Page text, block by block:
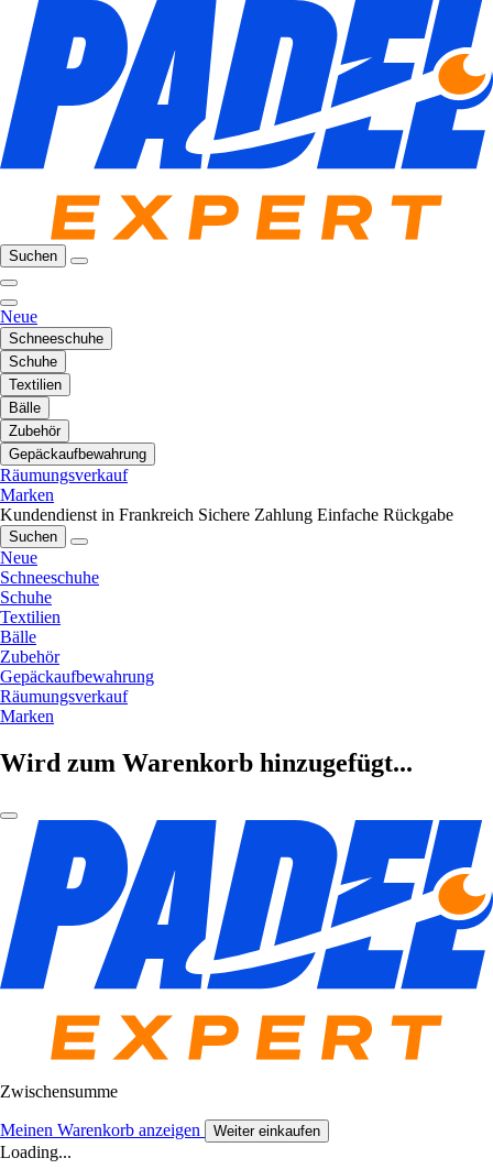
Suchen
Neue
Schneeschuhe
Schuhe
Textilien
Bälle
Zubehör
Gepäckaufbewahrung
Räumungsverkauf
Marken
Kundendienst in Frankreich Sichere Zahlung Einfache Rückgabe
Suchen
Neue
Schneeschuhe
Schuhe
Textilien
Bälle
Zubehör
Gepäckaufbewahrung
Räumungsverkauf
Marken
Wird zum Warenkorb hinzugefügt...
Zwischensumme
Meinen Warenkorb anzeigen Weiter einkaufen
Loading...